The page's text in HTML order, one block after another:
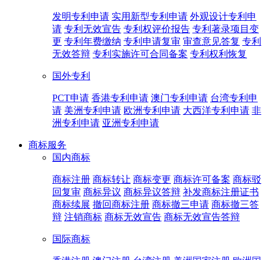
发明专利申请 实用新型专利申请 外观设计专利申
请 专利无效宣告 专利权评价报告 专利著录项目变
更 专利年费缴纳 专利申请复审 审查意见答复 专利
无效答辩 专利实施许可合同备案 专利权利恢复
国外专利
PCT申请 香港专利申请 澳门专利申请 台湾专利申
请 美洲专利申请 欧洲专利申请 大西洋专利申请 非
洲专利申请 亚洲专利申请
商标服务
国内商标
商标注册 商标转让 商标变更 商标许可备案 商标驳
回复审 商标异议 商标异议答辩 补发商标注册证书
商标续展 撤回商标注册 商标撤三申请 商标撤三答
辩 注销商标 商标无效宣告 商标无效宣告答辩
国际商标